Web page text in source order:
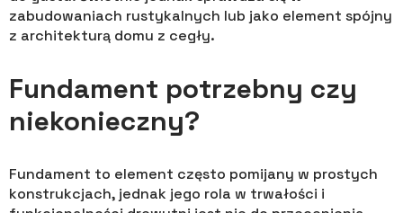
zabudowaniach rustykalnych lub jako element spójny
z architekturą domu z cegły.
Fundament potrzebny czy
niekonieczny?
Fundament to element często pomijany w prostych
konstrukcjach, jednak jego rola w trwałości i